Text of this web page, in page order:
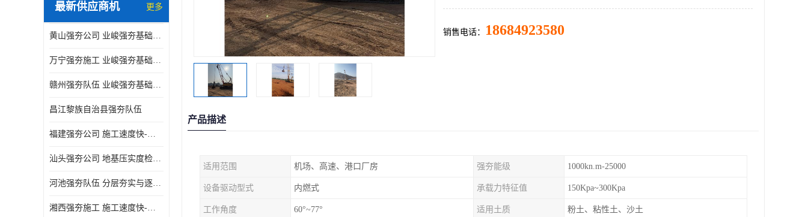
最新供应商机 更多
黄山强夯公司 业峻强夯基础工程
万宁强夯施工 业峻强夯基础工程
赣州强夯队伍 业峻强夯基础工程
昌江黎族自治县强夯队伍
福建强夯公司 施工速度快-施耐用性强
汕头强夯公司 地基压实度检测方法与标准
河池强夯队伍 分层夯实与逐层检测技术
湘西强夯施工 施工速度快-施耐用性强
销售电话： 18684923580
产品描述
适用范围 机场、高速、港口厂房 强夯能级 1000kn.m-25000
设备驱动型式 内燃式 承载力特征值 150Kpa~300Kpa
工作角度 60°~77° 适用土质 粉土、粘性土、沙土